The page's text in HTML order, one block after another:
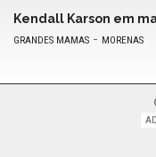
Kendall Karson em
GRANDES MAMAS - MORENAS